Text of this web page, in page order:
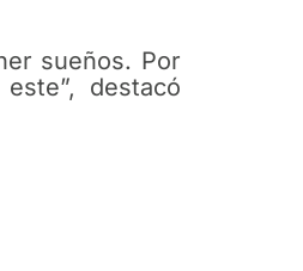
sueños. Por
destacó